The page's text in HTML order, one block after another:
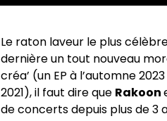
Le raton laveur le plus
dernière un tout nouveau
créa’ (un EP à l’automne
2021), il faut dire que Rakoon
de concerts depuis plus de 3